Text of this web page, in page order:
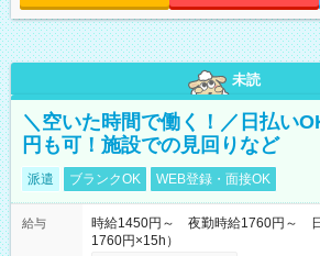
未読
＼空いた時間で働く！／日払い
円も可！施設での見回りなど
派遣 ブランクOK WEB登録・面接OK
給与
時給1450円～ 夜勤時給1760円～
1760円×15h）